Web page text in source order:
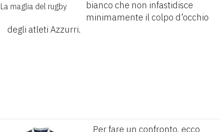
La maglia del rugby
bianco che non infastidisce
minimamente il colpo d’occhio
degli atleti Azzurri.
Per fare un confronto, ecco